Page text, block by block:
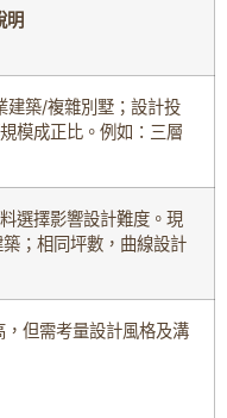
明
建築/複雜別墅；設計投
模成正比。例如：三層
選擇影響設計難度。現
；相同坪數，曲線設計
但需考量設計風格及溝